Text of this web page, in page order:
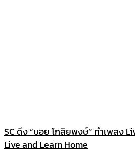
SC ดึง “บอย โกสิยพงษ์” ทำเพลง
Live and Learn Home